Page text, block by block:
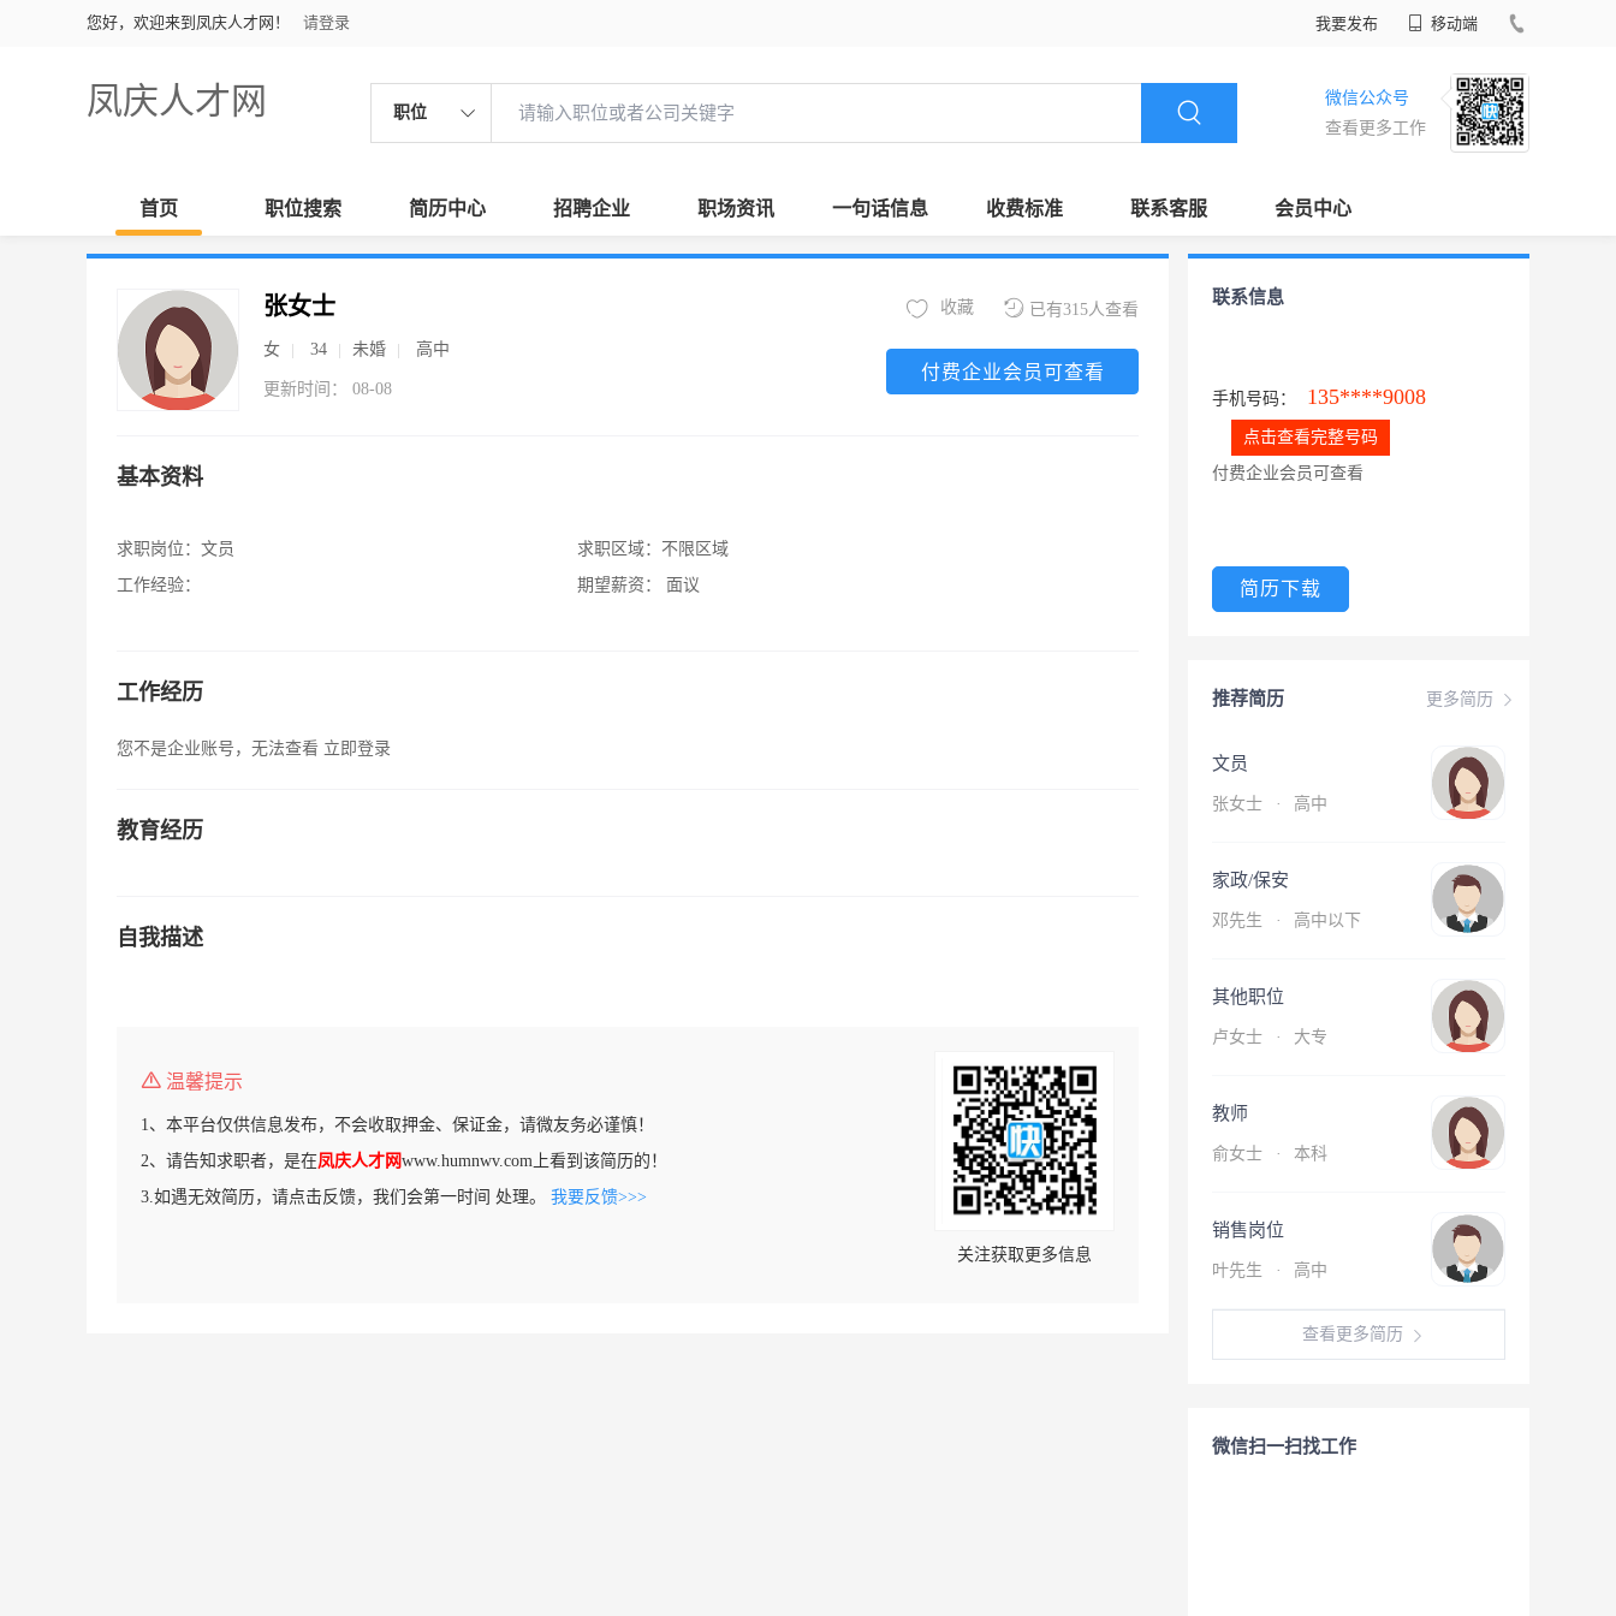
您好，欢迎来到凤庆人才网！ 请登录 我要发布 移动端
凤庆人才网 职位
微信公众号
查看更多工作
首页 职位搜索 简历中心 招聘企业 职场资讯 一句话信息 收费标准 联系客服 会员中心
张女士
女 34 未婚 高中
更新时间： 08-08
已有315人查看
收藏
付费企业会员可查看
基本资料
求职岗位： 文员
工作经验：
求职区域： 不限区域
期望薪资：
面议
工作经历
您不是企业账号，无法查看 立即登录
教育经历
自我描述
温馨提示
1、本平台仅供信息发布，不会收取押金、保证金，请微友务必谨慎！
2、请告知求职者，是在凤庆人才网www.humnwv.com上看到该简历的！
3.如遇无效简历，请点击反馈，我们会第一时间 处理。 我要反馈>>>
关注获取更多信息
联系信息
手机号码： 135****9008
点击查看完整号码
付费企业会员可查看
简历下载
更多简历
推荐简历
文员
张女士 · 高中
家政/保安
邓先生 · 高中以下
其他职位
卢女士 · 大专
教师
俞女士 · 本科
销售岗位
叶先生 · 高中
查看更多简历
微信扫一扫找工作